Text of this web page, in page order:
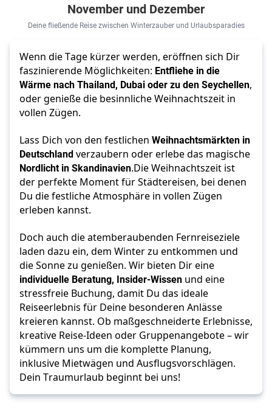
November und Dezember
Deine fließende Reise zwischen Winterzauber und Urlaubsparadies
Wenn die Tage kürzer werden, eröffnen sich Dir
faszinierende Möglichkeiten: Entfliehe in die
Wärme nach Thailand, Dubai oder zu den Seychellen,
oder genieße die besinnliche Weihnachtszeit in
vollen Zügen.
Lass Dich von den festlichen Weihnachtsmärkten in
Deutschland
Nordlicht in Skandinavien.Die Weihnachtszeit ist
der perfekte Moment für Städtereisen, bei denen
Du die festliche Atmosphäre in vollen Zügen
erleben kannst.
Doch auch die atemberaubenden Fernreiseziele
laden dazu ein, dem Winter zu entkommen und
individuelle Beratung, Insider-Wissen und eine
stressfreie Buchung, damit Du das ideale
Reiseerlebnis für Deine besonderen Anlässe
kreieren kannst. Ob maßgeschneiderte Erlebnisse,
kreative Reise-Ideen oder Gruppenangebote – wir
kümmern uns um die komplette Planung,
inklusive Mietwägen und Ausflugsvorschlägen.
Dein Traumurlaub beginnt bei uns!